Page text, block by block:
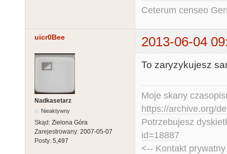
Ceterum censeo
uicr0Bee 2013-06-04
Nadkasetarz
Nieaktywny
Skąd: Zielona Góra
Zarejestrowany: 2007-05-07
Posty: 5,497
To zaryzykujesz
Moje skany
https://archive.org/
Potrzebujesz
id=18887
<-- Kontakt